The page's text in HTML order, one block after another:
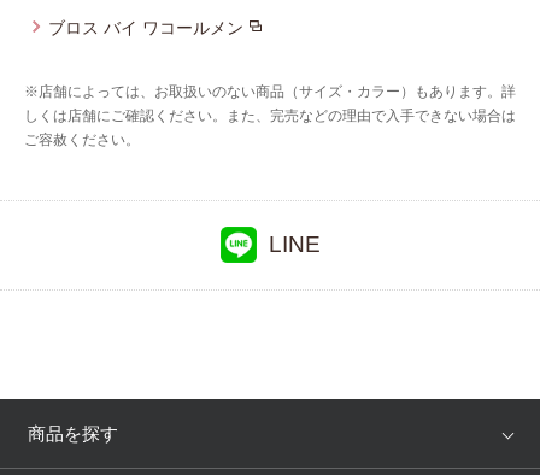
ブロス バイ ワコールメン
※店舗によっては、お取扱いのない商品（サイズ・カラー）もあります。詳
しくは店舗にご確認ください。また、完売などの理由で入手できない場合は
ご容赦ください。
LINE
商品を探す